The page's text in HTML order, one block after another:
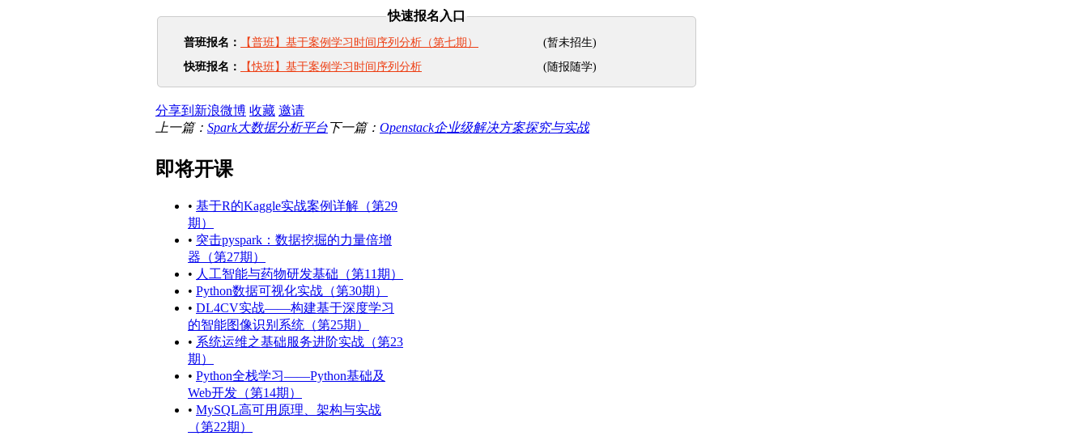
快速报名入口
普班报名： 【普班】基于案例学习时间序列分析（第七期）
(暂未招生)
快班报名：
【快班】基于案例学习时间序列分析 (随报随学)
分享到新浪微博 收藏 邀请
上一篇： Spark大数据分析平台下一篇： Openstack企业级解决方案探究与实战
即将开课
• 基于R的Kaggle实战案例详解（第29
期）
• 突击pyspark：数据挖掘的力量倍增
器（第27期）
• 人工智能与药物研发基础（第11期）
• Python数据可视化实战（第30期）
• DL4CV实战——构建基于深度学习
的智能图像识别系统（第25期）
• 系统运维之基础服务进阶实战（第23
期）
• Python全栈学习——Python基础及
Web开发（第14期）
• MySQL高可用原理、架构与实战
（第22期）